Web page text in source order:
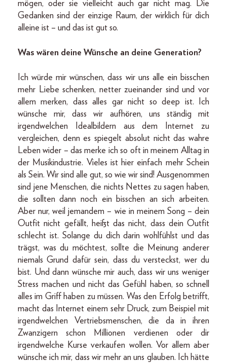
mögen, oder sie vielleicht auch gar nicht mag. Die
Gedanken sind der einzige Raum, der wirklich für dich
alleine ist – und das ist gut so.
Was wären deine Wünsche an deine Generation?
Ich würde mir wünschen, dass wir uns alle ein bisschen
mehr Liebe schenken, netter zueinander sind und vor
allem merken, dass alles gar nicht so deep ist. Ich
wünsche mir, dass wir aufhören, uns ständig mit
irgendwelchen Idealbildern aus dem Internet zu
vergleichen, denn es spiegelt absolut nicht das wahre
Leben wider – das merke ich so oft in meinem Alltag in
der Musikindustrie. Vieles ist hier einfach mehr Schein
als Sein. Wir sind alle gut, so wie wir sind! Ausgenommen
sind jene Menschen, die nichts Nettes zu sagen haben,
die sollten dann noch ein bisschen an sich arbeiten.
Aber nur, weil jemandem – wie in meinem Song – dein
Outfit nicht gefällt, heißt das nicht, dass dein Outfit
schlecht ist. Solange du dich darin wohlfühlst und das
trägst, was du möchtest, sollte die Meinung anderer
niemals Grund dafür sein, dass du versteckst, wer du
bist. Und dann wünsche mir auch, dass wir uns weniger
Stress machen und nicht das Gefühl haben, so schnell
alles im Griff haben zu müssen. Was den Erfolg betrifft,
macht das Internet einem sehr Druck, zum Beispiel mit
irgendwelchen Vertriebsmenschen, die da in ihren
Zwanzigern schon Millionen verdienen oder dir
irgendwelche Kurse verkaufen wollen. Vor allem aber
wünsche ich mir, dass wir mehr an uns glauben. Ich hätte